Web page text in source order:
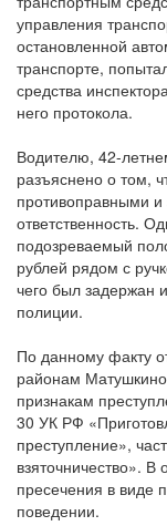
управления
остановленной
транспорте,
средства
него протокола.
Водителю, 42-
разъяснено о том,
противоправными и
ответственность.
подозреваемый
рублей рядом с
чего был задержан
полиции.
По данному факту
районам
признакам
30 УК РФ
преступление»,
взяточничество».
пресечения в виде
поведении.